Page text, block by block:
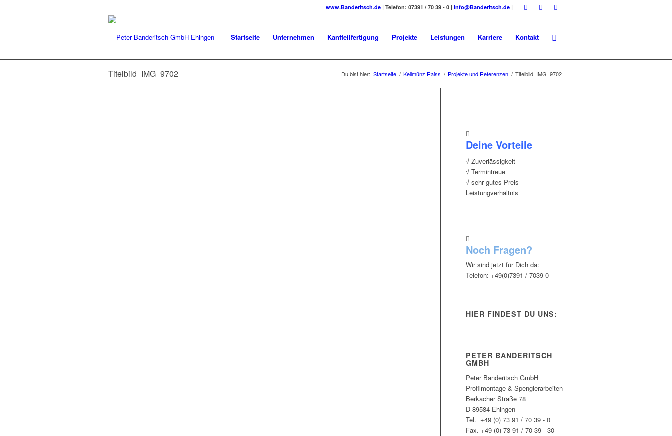
www.Banderitsch.de | Telefon: 07391 / 70 39 - 0 | info@Banderitsch.de |
Startseite Unternehmen Kantteilfertigung Projekte Leistungen Karriere Kontakt
Titelbild_IMG_9702 Du bist hier: Startseite / Kellmünz Raiss / Projekte und Referenzen / Titelbild_IMG_9702
Deine Vorteile
√ Zuverlässigkeit
√ Termintreue
√ sehr gutes Preis-
Leistungverhältnis
Noch Fragen?
Wir sind jetzt für Dich da:
Telefon: +49(0)7391 / 7039 0
HIER FINDEST DU UNS:
PETER BANDERITSCH
GMBH
Peter Banderitsch GmbH
Profilmontage & Spenglerarbeiten
Berkacher Straße 78
D-89584 Ehingen
Tel. +49 (0) 73 91 / 70 39 - 0
Fax. +49 (0) 73 91 / 70 39 - 30